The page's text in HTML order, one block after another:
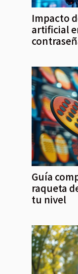
Impacto
artificial
Guía
raqueta
tu nivel